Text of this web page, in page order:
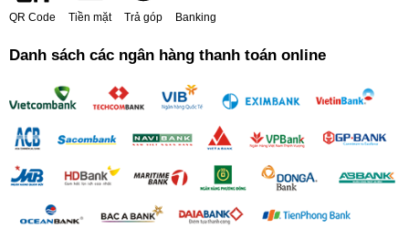
QR Code Tiền mặt Trả góp Banking
Danh sách các ngân hàng thanh toán online